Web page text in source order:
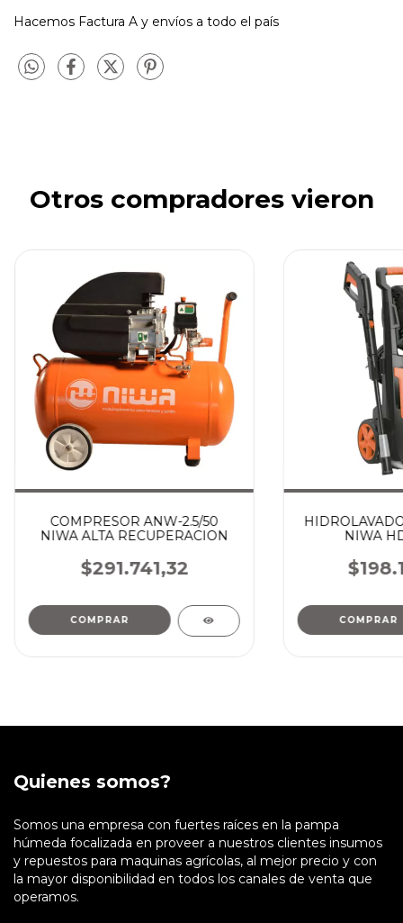
Hacemos Factura A y envíos a todo el país
Otros compradores vieron
COMPRESOR ANW-2.5/50
NIWA ALTA RECUPERACION
$291.741,32
NIWA
Quienes somos?
Somos una empresa con fuertes raíces en la pampa
húmeda focalizada en proveer a nuestros clientes insumos
y repuestos para maquinas agrícolas, al mejor precio y con
la mayor disponibilidad en todos los canales de venta que
operamos.